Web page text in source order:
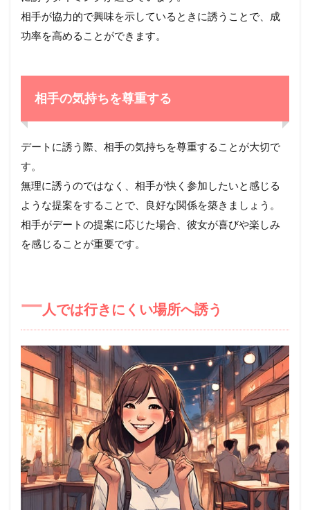
相手が協力的で興味を示しているときに誘うことで、成
功率を高めることができます。
相手の気持ちを尊重する
デートに誘う際、相手の気持ちを尊重することが大切で
す。
無理に誘うのではなく、相手が快く参加したいと感じる
ような提案をすることで、良好な関係を築きましょう。
相手がデートの提案に応じた場合、彼女が喜びや楽しみ
を感じることが重要です。
一 人では行きにくい場所へ誘う